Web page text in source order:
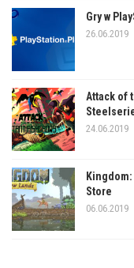
Gry w
26.06.2019
Attack of
24.06.2019
Kingdom:
Store
06.06.2019